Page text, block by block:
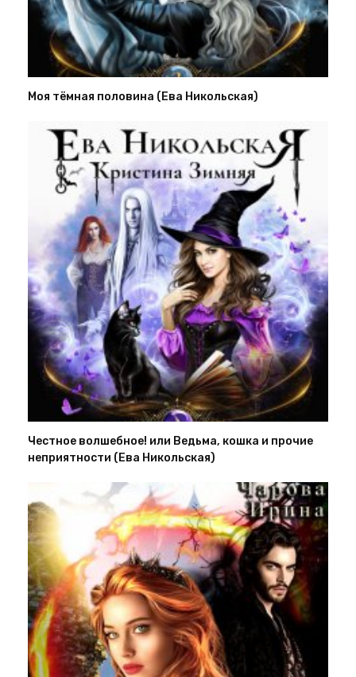
Моя тёмная половина (Ева Никольская)
Честное волшебное! или Ведьма, кошка и прочие
неприятности (Ева Никольская)